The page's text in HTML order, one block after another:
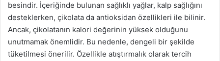
besindir. İçeriğinde bulunan sağlıklı yağlar, kalp sağlığını
desteklerken, çikolata da antioksidan özellikleri ile bilinir.
Ancak, çikolatanın kalori değerinin yüksek olduğunu
unutmamak önemlidir. Bu nedenle, dengeli bir şekilde
tüketilmesi önerilir. Özellikle atıştırmalık olarak tercih